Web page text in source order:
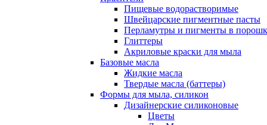
Пищевые водорастворимые
Швейцарские пигментные пасты
Перламутры и пигменты в
Глиттеры
Акриловые краски для мыла
Базовые масла
Жидкие масла
Твердые масла (баттеры)
Формы для мыла, силикон
Дизайнерские силиконовые
Цветы